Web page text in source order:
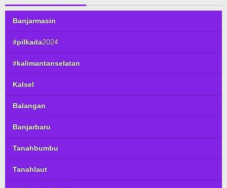
Banjarmasin
#pilkada2024
#kalimantanselatan
Kalsel
Balangan
Banjarbaru
Tanahbumbu
Tanahlaut